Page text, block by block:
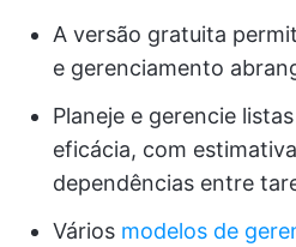
A versão gratuita
e gerenciamento
Planeje e gerencie
eficácia, com
dependências entre
Vários modelos de